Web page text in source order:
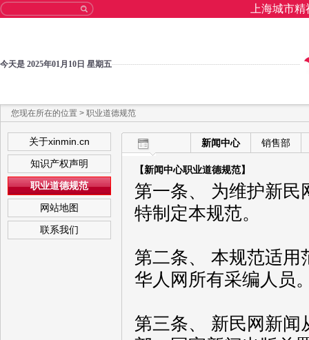
上海城市
今天是 2025年01月10日 星期五
您现在所在的位置 > 职业道德规范
关于xinmin.cn
知识产权声明
职业道德规范
网站地图
联系我们
新闻中心 销售部
【新闻中心职业道德规范】
第一条、 为维护新民
特制定本规范。
第二条、 本规范适用
华人网所有采编人员
第三条、 新民网新闻